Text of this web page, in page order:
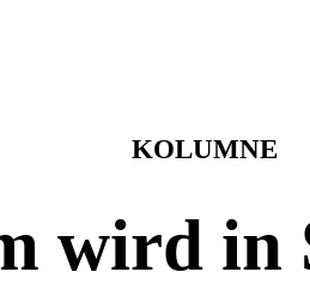
KOLUMNE
wird in